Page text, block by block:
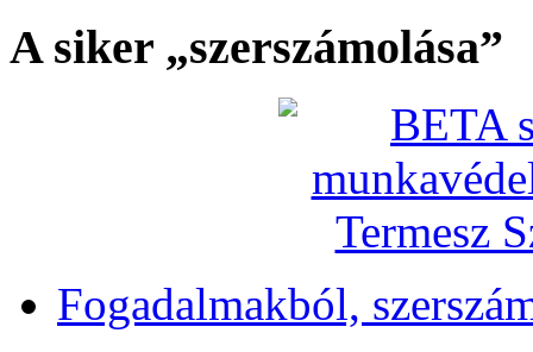
A siker „szerszámolása”
Fogadalmakból,